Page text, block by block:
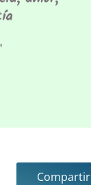
Compartir